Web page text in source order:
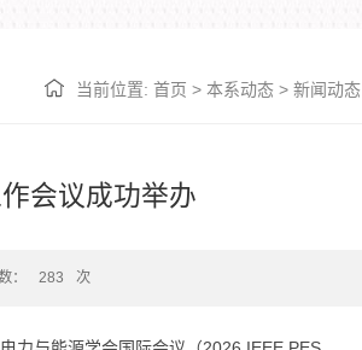
当前位置: 首页 > 本系动态 > 新闻动态
会议成功举办
： 283 次